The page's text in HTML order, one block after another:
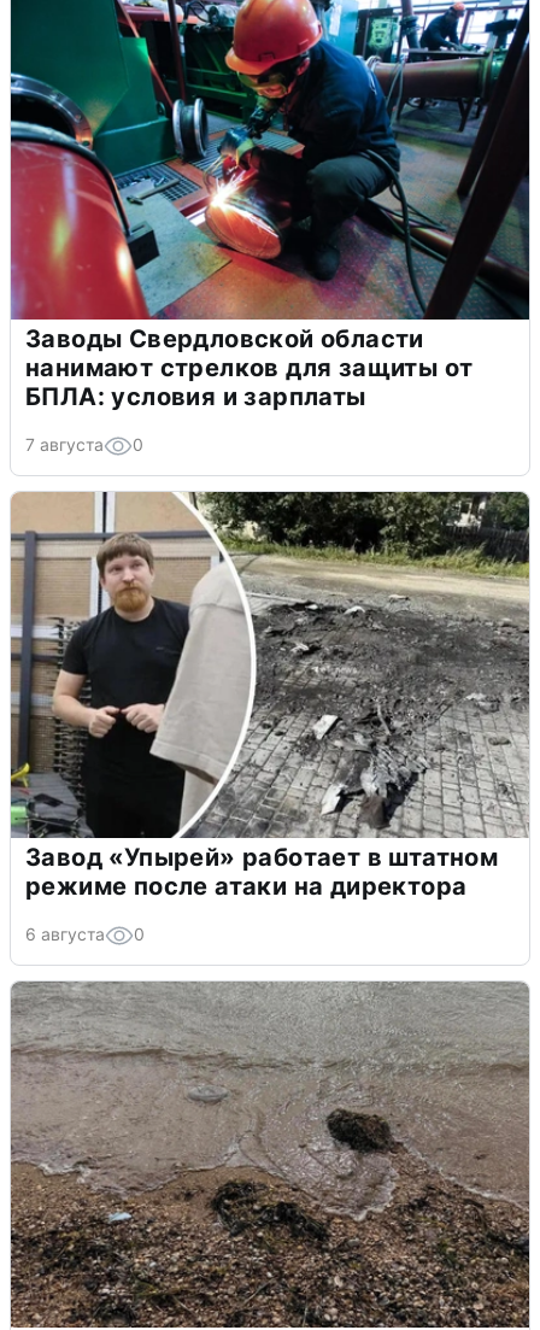
Заводы Свердловской области
нанимают стрелков для защиты от
БПЛА: условия и зарплаты
7 августа 0
Завод «Упырей» работает в штатном
режиме после атаки на директора
6 августа 0